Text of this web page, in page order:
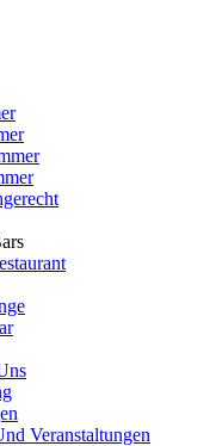
Veranstaltungen